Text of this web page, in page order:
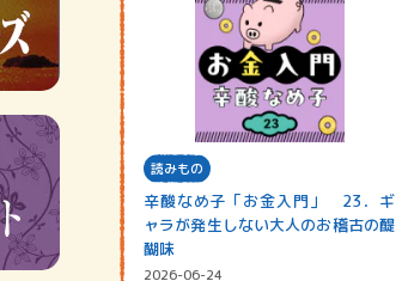
読みもの
辛酸なめ子「お金入門」 23．ギ
ャラが発生しない大人のお稽古の醍
醐味
2026-06-24